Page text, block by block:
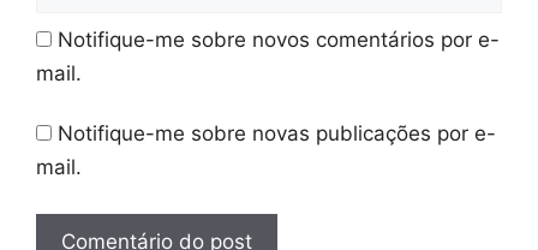
Notifique-me sobre novos comentários por e-
mail.
Notifique-me sobre novas publicações por e-
mail.